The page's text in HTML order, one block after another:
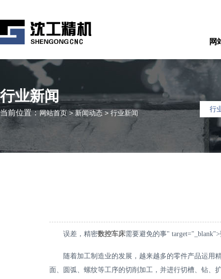
网
行
行业新闻
当前位置：网站首页>新闻动态> 行业新闻
误差，精密数控车床需要避免的事"
随着加工制造业的发展，越来越多的零件产品运用
面、圆弧、螺纹等工序的切削加工，并进行切槽、钻、